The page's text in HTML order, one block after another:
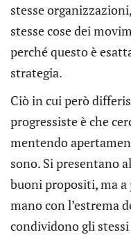
stesse
stesse cose dei
perché questo è
strategia.
Ciò in cui però
progressiste è che
mentendo
sono. Si presentano
buoni propositi, ma
mano con l’estrema
condividono gli